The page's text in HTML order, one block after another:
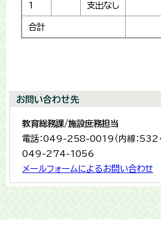
1 支出なし
合計
お問い合わせ先
教育総務課/施設庶務担当
電話：049-258-0019（内線：
049-274-1056
メールフォームによるお問い合わせ